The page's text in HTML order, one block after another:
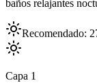
baños relajantes
Recomendado:
Capa 1